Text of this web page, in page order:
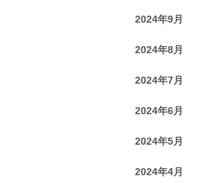
2024年9月
2024年8月
2024年7月
2024年6月
2024年5月
2024年4月